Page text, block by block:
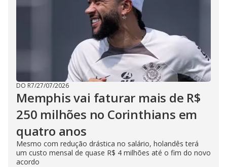
DO R7/27/07/2026
Memphis vai faturar mais de R$
250 milhões no Corinthians em
quatro anos
Mesmo com redução drástica no salário, holandês terá
um custo mensal de quase R$ 4 milhões até o fim do novo
acordo